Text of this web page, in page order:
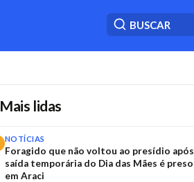
Mais lidas
NOTÍCIAS
Foragido que não voltou ao presídio após
saída temporária do Dia das Mães é preso
em Araci